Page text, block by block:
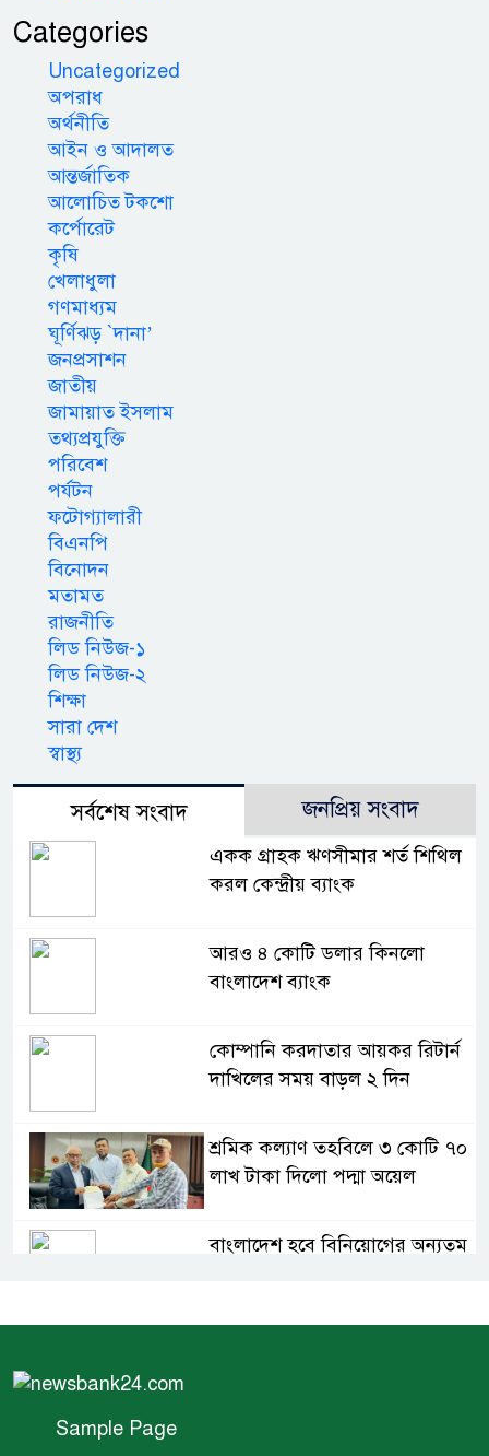
Categories
Uncategorized
অপরাধ
অর্থনীতি
আইন ও আদালত
আন্তর্জাতিক
আলোচিত টকশো
কর্পোরেট
কৃষি
খেলাধুলা
গণমাধ্যম
ঘূর্ণিঝড় `দানা’
জনপ্রসাশন
জাতীয়
জামায়াত ইসলাম
তথ্যপ্রযুক্তি
পরিবেশ
পর্যটন
ফটোগ্যালারী
বিএনপি
বিনোদন
মতামত
রাজনীতি
লিড নিউজ-১
লিড নিউজ-২
শিক্ষা
সারা দেশ
স্বাস্থ্য
সর্বশেষ সংবাদ জনপ্রিয় সংবাদ
একক গ্রাহক ঋণসীমার শর্ত শিথিল
করল কেন্দ্রীয় ব্যাংক
আরও ৪ কোটি ডলার কিনলো
বাংলাদেশ ব্যাংক
কোম্পানি করদাতার আয়কর রিটার্ন
দাখিলের সময় বাড়ল ২ দিন
শ্রমিক কল্যাণ তহবিলে ৩ কোটি ৭০
লাখ টাকা দিলো পদ্মা অয়েল
বাংলাদেশ হবে বিনিয়োগের অন্যতম
Sample Page